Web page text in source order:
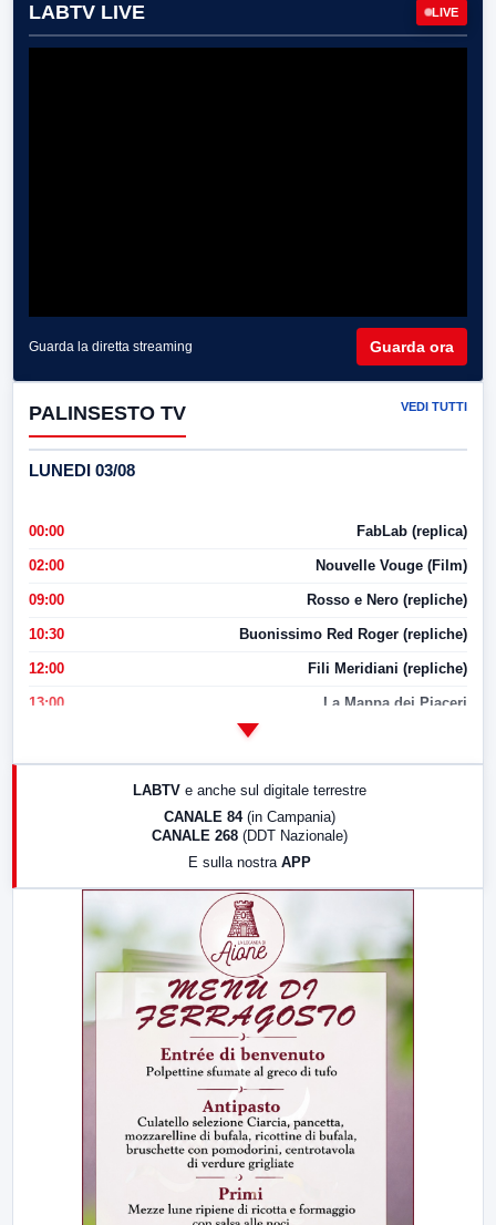
LABTV LIVE LIVE
Guarda la diretta streaming Guarda ora
PALINSESTO TV VEDI TUTTI
LUNEDI 03/08
00:00 FabLab (replica)
02:00 Nouvelle Vouge (Film)
09:00 Rosso e Nero (repliche)
10:30 Buonissimo Red Roger (repliche)
12:00 Fili Meridiani (repliche)
13:00 La Mappa dei Piaceri
LABTV e anche sul digitale terrestre
CANALE 84 (in Campania)
CANALE 268 (DDT Nazionale)
E sulla nostra APP